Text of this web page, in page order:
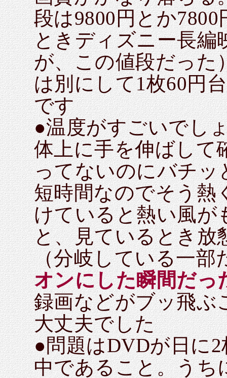
段は9800円とか
ときディズニー長編
が、この値段だった
は別にして1枚60円
です
●温度がすごいでし
体上に手を伸ばして
ってないのにバチッ
短時間なのでそう熱
けていると熱い風が
と、見ているとき放
（分岐している一部
オンにした瞬間だっ
録画などがブッ飛ぶ
大丈夫でした
●問題はDVDが日に
中であること。うち